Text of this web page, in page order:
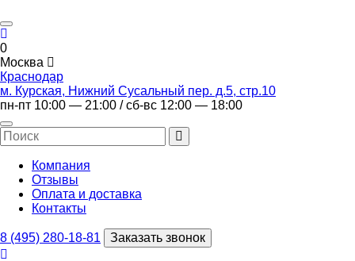
0
Москва
Краснодар
м. Курская, Нижний Сусальный пер. д.5, стр.10
пн-пт 10:00 — 21:00 / сб-вс 12:00 — 18:00
Компания
Отзывы
Оплата и доставка
Контакты
8 (495) 280-18-81 Заказать звонок